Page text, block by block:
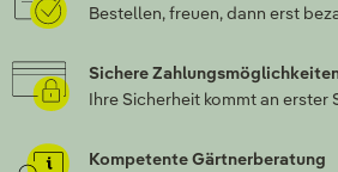
Bestellen, freuen, dann erst
Sichere
Ihre Sicherheit kommt an erster
Kompetente Gärtnerberatung